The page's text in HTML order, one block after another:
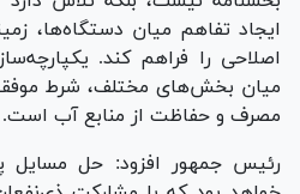
ایجاد تفاهم میان دستگاه‌ها،
اصلاحی را فراهم کند.
میان بخش‌های مختلف، شرط
مصرف و حفاظت از منابع آب است.
رئیس جمهور افزود: حل مسایل